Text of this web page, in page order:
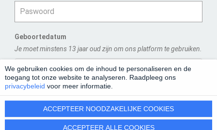
Geboortedatum
Je moet minstens 13 jaar oud zijn om ons platform te gebruiken.
REGISTREREN
We gebruiken cookies om de inhoud te personaliseren en de
toegang tot onze website te analyseren. Raadpleeg ons
privacybeleid voor meer informatie.
ACCEPTEER NOODZAKELIJKE COOKIES
ACCEPTEER ALLE COOKIES